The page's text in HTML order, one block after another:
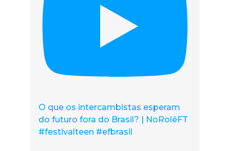
O que os intercambistas esperam
do futuro fora do Brasil? | NoRolêFT
#festivalteen #efbrasil